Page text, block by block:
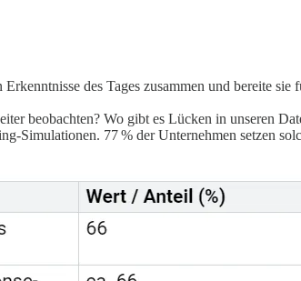
des Tages zusammen und bereite
beobachten? Wo gibt es Lücken in unseren
Simulationen. 77 % der Unternehmen setzen